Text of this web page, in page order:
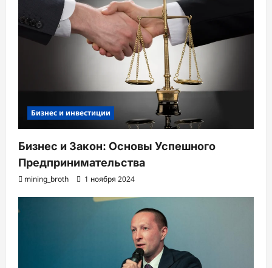
Бизнес и инвестиции
Бизнес и Закон: Основы Успешного
Предпринимательства
mining_broth 1 ноября 2024